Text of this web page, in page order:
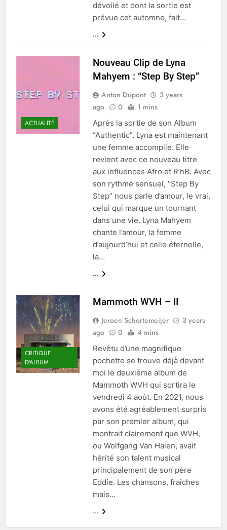
dévoilé et dont la sortie est
prévue cet automne, fait…
...
ACTUALITÉ
Nouveau Clip de Lyna
Mahyem : “Step By Step”
Anton Dupont
3 years
ago
0 1 mins
Après la sortie de son Album
“Authentic”, Lyna est maintenant
une femme accomplie. Elle
revient avec ce nouveau titre
aux influences Afro et R’nB. Avec
son rythme sensuel, “Step By
Step” nous parle d’amour, le vrai,
celui qui marque un tournant
dans une vie. Lyna Mahyem
chante l’amour, la femme
d’aujourd’hui et celle éternelle,
la…
...
CRITIQUE
D'ALBUM
Mammoth WVH – II
Jeroen Schortemeijer
3 years
ago
0 4 mins
Revêtu d’une magnifique
pochette se trouve déjà devant
moi le deuxième album de
Mammoth WVH qui sortira le
vendredi 4 août. En 2021, nous
avons été agréablement surpris
par son premier album, qui
montrait clairement que WVH,
ou Wolfgang Van Halen, avait
hérité son talent musical
principalement de son père
Eddie. Les chansons, fraîches
mais…
...